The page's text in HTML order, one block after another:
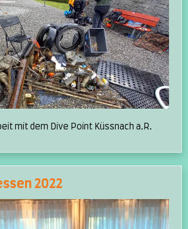
mit dem Dive Point Küssnach a.R.
2022